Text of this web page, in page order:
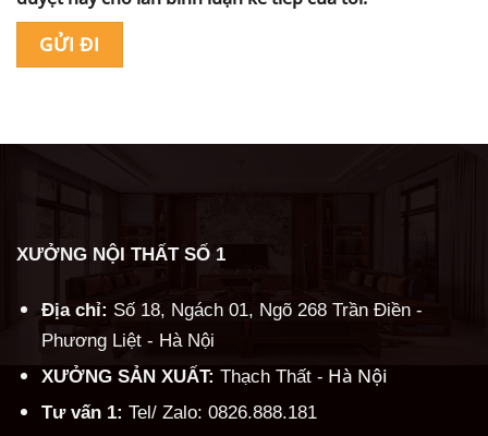
XƯỞNG NỘI THẤT SỐ 1
Địa chỉ: Số 18, Ngách 01, Ngõ 268 Trần Điền -
Phương Liệt - Hà Nội
XƯỞNG SẢN XUẤT: Thạch Thất - Hà Nội
Tư vấn 1: Tel/ Zalo: 0826.888.181